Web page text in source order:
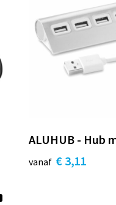
ALUHUB - Hub
vanaf € 3,11